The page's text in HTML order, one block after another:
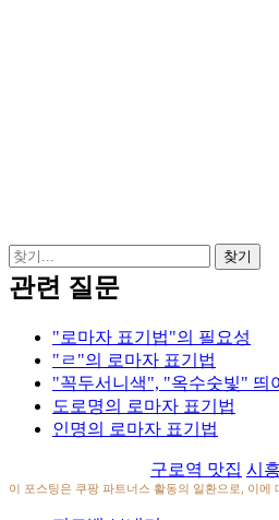
관련 질문
"로마자 표기법"의 필요성
"ㄹ"의 로마자 표기법
"꼭두서니색", "옥수숫빛" 띄
도로명의 로마자 표기법
인명의 로마자 표기법
구로역 맛집 시
이 포스팅은 쿠팡 파트너스 활동의 일환으로, 이에